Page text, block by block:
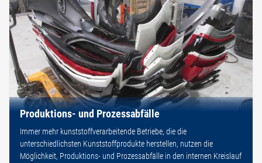
Produktions- und Prozessabfälle
Immer mehr kunststoffverarbeitende Betriebe, die die
unterschiedlichsten Kunststoffprodukte herstellen, nutzen die
Möglichkeit, Produktions- und Prozessabfälle in den internen Kreislauf